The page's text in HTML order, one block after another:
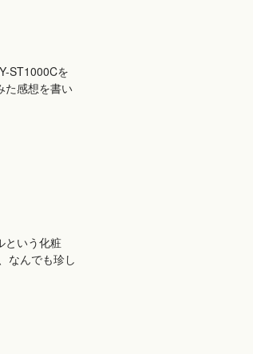
ST1000Cを
た感想を書い
という化粧
なんでも珍し